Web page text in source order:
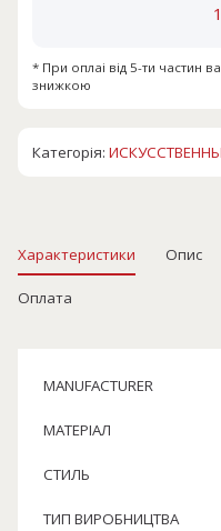
* При оплаі від 5-ти частин
знижкою
Категорія:
Характеристики Опис
Оплата
MANUFACTURER
МАТЕРІАЛ
СТИЛЬ
ТИП ВИРОБНИЦТВА